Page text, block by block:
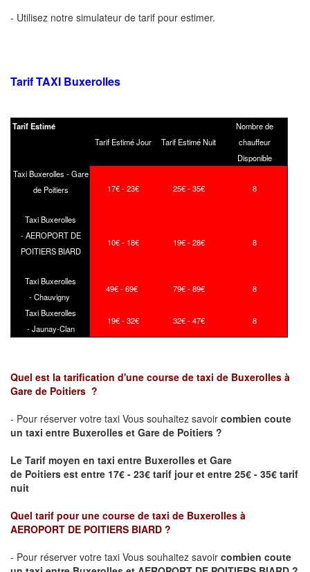
- Utilisez notre simulateur de tarif pour estimer.
Tarif TAXI Buxerolles
Tarif Estimé
Tarif Estimé Jour
Tarif Estimé Nuit
Nombre de
chauffeur
Disponible
Taxi Buxerolles - Gare
de Poitiers
17€ - 23€ 25€ - 35€ 8
Taxi Buxerolles
- AEROPORT DE
POITIERS BIARD
10€ - 18€ 19€ - 28€ 8
Taxi Buxerolles
- Chauvigny
49€ - 69€ 79€ - 89€ 8
Taxi Buxerolles
- Jaunay-Clan
19€ - 32€ 32€ - 47€ 8
Quel est la tarification d'une course de taxi de Buxerolles à
Gare de Poitiers ?
- Pour réserver votre taxi Vous souhaitez savoir combien coute
un taxi entre Buxerolles et Gare de Poitiers ?
Le Tarif moyen en taxi entre Buxerolles et Gare
de Poitiers est entre 17€ - 23€ tarif jour et entre 25€ - 35€ tarif
nuit
Quel tarif pour une course de taxi de Buxerolles à
AEROPORT DE POITIERS BIARD ?
- Pour réserver votre taxi Vous souhaitez savoir combien coute